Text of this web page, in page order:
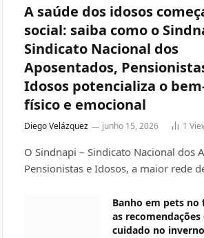
A saúde dos idosos
social: saiba como o
Sindicato Nacional dos
Aposentados,
Idosos potencializa o
físico e emocional
Diego Velázquez junho 15, 2026 1
O Sindnapi – Sindicato Nacional dos
Pensionistas e Idosos, a maior rede
Banho em pets no
as
cuidado no inverno